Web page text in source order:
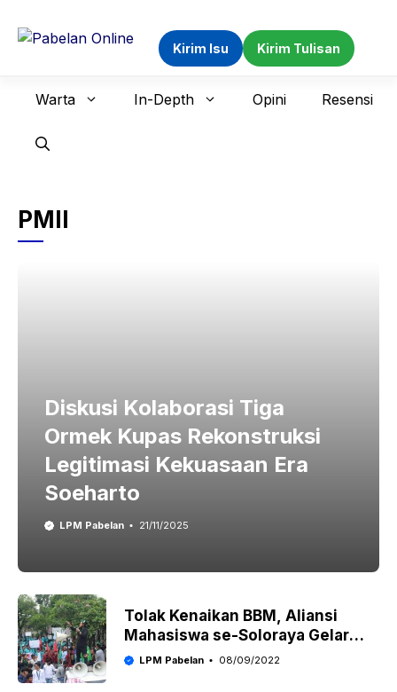
Kirim Isu Kirim Tulisan
Warta In-Depth Opini Resensi
PMII
Diskusi Kolaborasi Tiga
Ormek Kupas Rekonstruksi
Legitimasi Kekuasaan Era
Soeharto
LPM Pabelan 21/11/2025
Tolak Kenaikan BBM, Aliansi
Mahasiswa se-Soloraya Gelar
Aksi ke DPRD Surakarta
LPM Pabelan 08/09/2022